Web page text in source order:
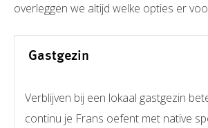
overleggen we altijd welke opties er
Gastgezin
Verblijven bij een lokaal gastgezin
continu je Frans oefent met native